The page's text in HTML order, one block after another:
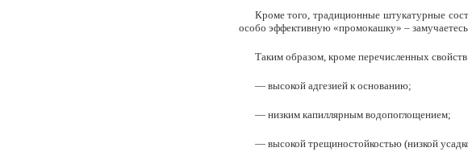
Кроме того, традиционные штукатурные
особо эффективную «промокашку» –
Таким образом, кроме перечисленных
— высокой адгезией к основанию;
— низким капиллярным водопоглощением;
— высокой трещиностойкостью (низкой